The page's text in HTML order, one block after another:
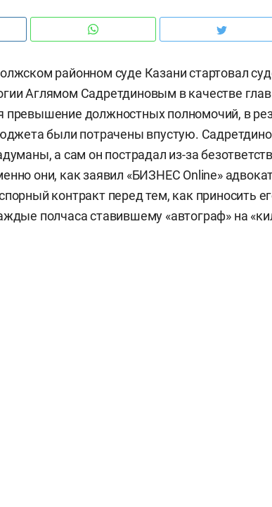
районном суде Казани стартовал
Аглямом Садретдиновым в качестве
превышение должностных полномочий, в
были потрачены впустую.
а сам он пострадал из-за
они, как заявил «БИЗНЕС Online»
контракт перед тем, как приносить
полчаса ставившему «автограф» на